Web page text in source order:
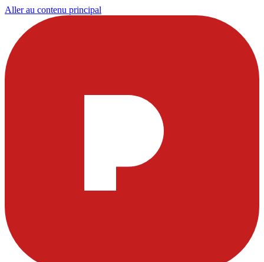
Aller au contenu principal